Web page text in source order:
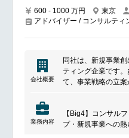
600 - 1000 万円 東京
アドバイザー / コンサルティ
会社概要
同社は、新規事業
ティング企業です
て、事業戦略の立案
の解決を支援。多
な価値創出と持続的
業務内容
【Big4】コンサル
プ・新規事業への